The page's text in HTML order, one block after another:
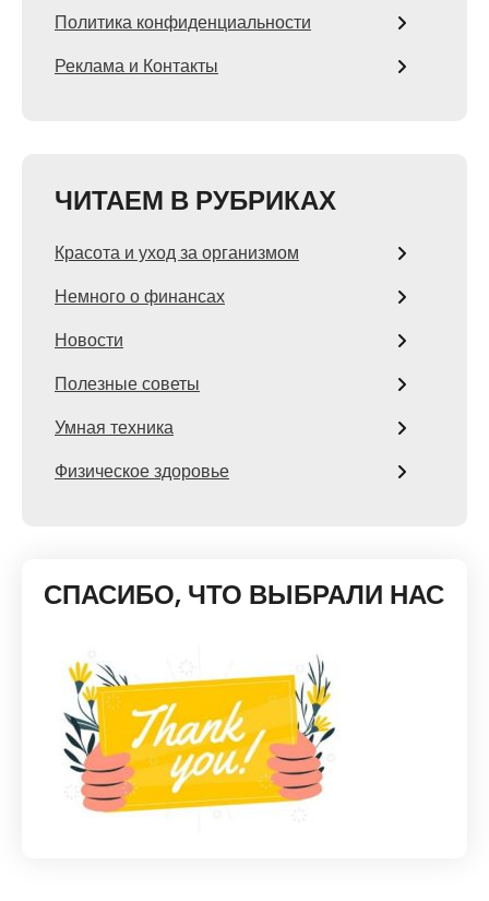
Политика конфиденциальности
Реклама и Контакты
ЧИТАЕМ В РУБРИКАХ
Красота и уход за организмом
Немного о финансах
Новости
Полезные советы
Умная техника
Физическое здоровье
СПАСИБО, ЧТО ВЫБРАЛИ НАС